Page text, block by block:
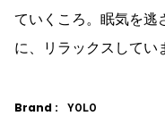
ていくころ。眠気を逃
に、リラックスしてい
Brand : YOLO